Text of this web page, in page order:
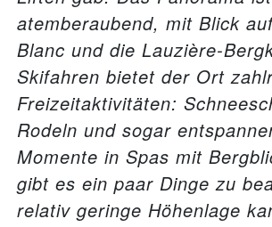
atemberaubend, mit Blick
Blanc und die Lauzière-
Skifahren bietet der Ort
Freizeitaktivitäten:
Rodeln und sogar
Momente in Spas mit
gibt es ein paar Dinge zu
relativ geringe Höhenlage